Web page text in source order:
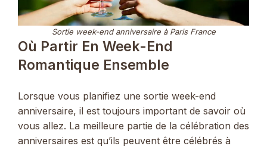
Sortie week-end anniversaire à Paris France
Où Partir En Week-End
Romantique Ensemble
Lorsque vous planifiez une sortie week-end
anniversaire, il est toujours important de savoir où
vous allez. La meilleure partie de la célébration des
anniversaires est qu’ils peuvent être célébrés à